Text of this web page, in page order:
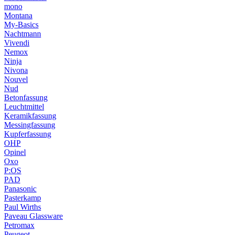
mono
Montana
My-Basics
Nachtmann
Vivendi
Nemox
Ninja
Nivona
Nouvel
Nud
Betonfassung
Leuchtmittel
Keramikfassung
Messingfassung
Kupferfassung
OHP
Opinel
Oxo
P:OS
PAD
Panasonic
Pasterkamp
Paul Wirths
Paveau Glassware
Petromax